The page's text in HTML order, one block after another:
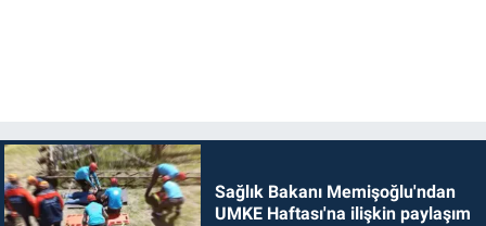
Sağlık Bakanı Memişoğlu'ndan
UMKE Haftası'na ilişkin paylaşım